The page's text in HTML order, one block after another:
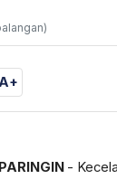
A+
-